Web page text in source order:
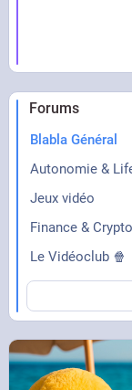
Forums
Blabla Général
Autonomie &
Jeux vidéo
Finance & Crypto
Le Vidéoclub 🍿